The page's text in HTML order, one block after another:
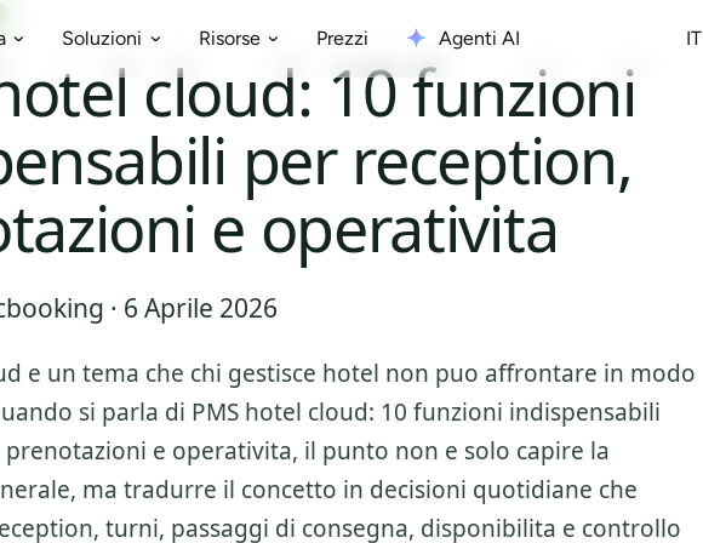
Soluzioni Risorse Prezzi Agenti AI IT
cloud: 10 funzioni
per reception,
e operativita
· 6 Aprile 2026
e un tema che chi gestisce hotel non puo affrontare in modo
si parla di PMS hotel cloud: 10 funzioni indispensabili
e operativita, il punto non e solo capire la
ma tradurre il concetto in decisioni quotidiane che
turni, passaggi di consegna, disponibilita e controllo